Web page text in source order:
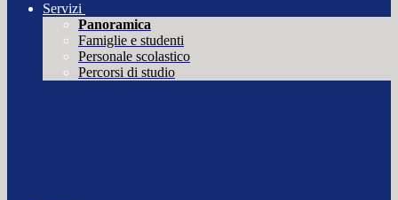
Servizi
Panoramica
Famiglie e studenti
Personale scolastico
Percorsi di studio